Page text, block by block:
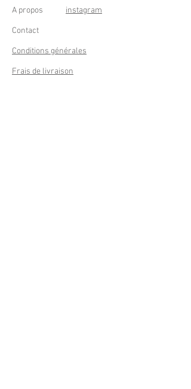
A propos
Contact
Conditions générales
Frais de livraison
instagram